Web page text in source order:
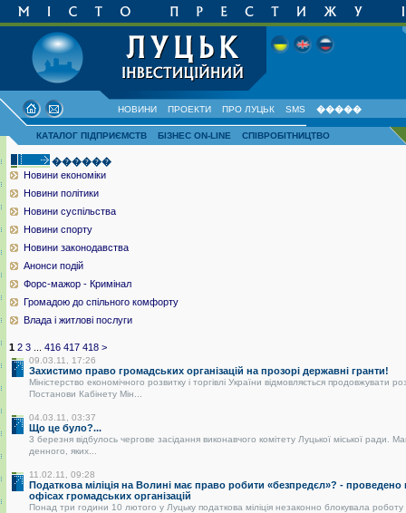
НОВИНИ ПРОЕКТИ ПРО ЛУЦЬК SMS �����
КАТАЛОГ ПІДПРИЄМСТВ БІЗНЕС ON-LINE СПІВРОБІТНИЦТВО
������
Новини економіки
Новини політики
Новини суспільства
Новини спорту
Новини законодавства
Анонси подій
Форс-мажор - Кримінал
Громадою до спільного комфорту
Влада і житлові послуги
1 2 3 416 417 418 >
09.03.11, 17:26
Захистимо право громадських організацій на прозорі державні гранти!
Міністерство економічного розвитку і торгівлі України відмовляється продовжувати
Постанови Кабінету Мін...
04.03.11, 03:37
Що це було?...
3 березня відбулось чергове засідання виконавчого комітету Луцької міської ради.
денного, яких...
11.02.11, 09:28
Податкова міліція на Волині має право робити «безпредєл»? -
офісах громадських організацій
Понад три години 10 лютого у Луцьку податкова міліція незаконно блокувала